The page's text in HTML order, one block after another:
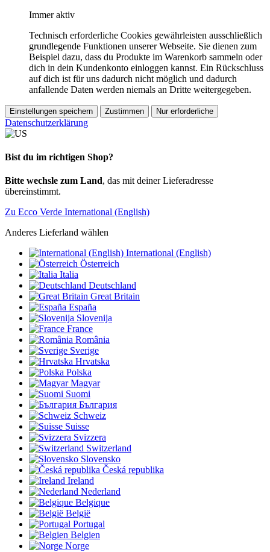
Immer aktiv
Technisch erforderliche Cookies gewährleisten ausschließlich
grundlegende Funktionen unserer Webseite. Sie dienen zum
Beispiel dazu, dass du Produkte im Warenkorb sammeln oder
dich in dein Kundenkonto einloggen kannst. Ein Rückschluss
auf dich ist für uns dadurch nicht möglich und dadurch
anfallende Daten werden niemals an Dritte weitergegeben.
Einstellungen speichern Zustimmen Nur erforderliche
Datenschutzerklärung
Bist du im richtigen Shop?
Bitte wechsle zum Land, das mit deiner Lieferadresse
übereinstimmt.
Zu Ecco Verde International (English)
Anderes Lieferland wählen
International (English)
Österreich
Italia
Deutschland
Great Britain
España
Slovenija
France
România
Sverige
Hrvatska
Polska
Magyar
Suomi
България
Schweiz
Suisse
Svizzera
Switzerland
Slovensko
Česká republika
Ireland
Nederland
Belgique
België
Portugal
Belgien
Norge